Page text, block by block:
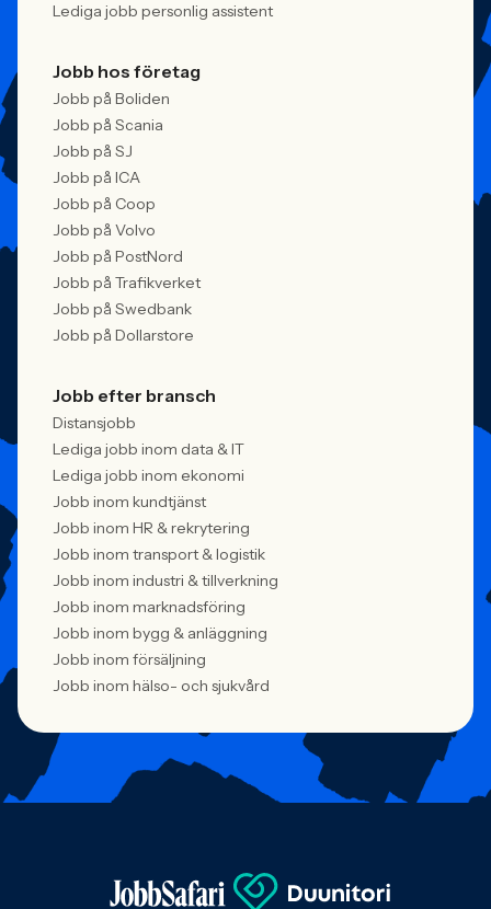
Lediga jobb personlig assistent
Jobb hos företag
Jobb på Boliden
Jobb på Scania
Jobb på SJ
Jobb på ICA
Jobb på Coop
Jobb på Volvo
Jobb på PostNord
Jobb på Trafikverket
Jobb på Swedbank
Jobb på Dollarstore
Jobb efter bransch
Distansjobb
Lediga jobb inom data & IT
Lediga jobb inom ekonomi
Jobb inom kundtjänst
Jobb inom HR & rekrytering
Jobb inom transport & logistik
Jobb inom industri & tillverkning
Jobb inom marknadsföring
Jobb inom bygg & anläggning
Jobb inom försäljning
Jobb inom hälso- och sjukvård